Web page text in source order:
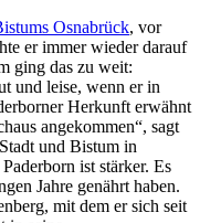
Osnabrück, vor
er immer wieder darauf
ging das zu weit:
und leise, wenn er in
Herkunft erwähnt
angekommen“, sagt
und Bistum in
ist stärker. Es
Jahre genährt haben.
mit dem er sich seit